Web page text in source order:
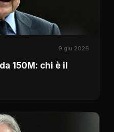
9 giu 2026
150M: chi è il